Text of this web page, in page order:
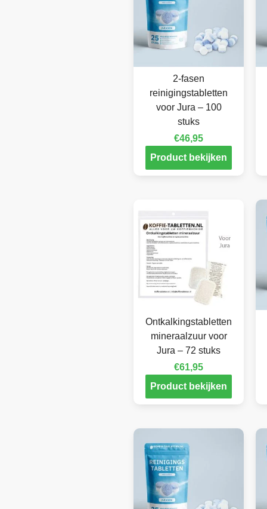
2-fasen
reinigingstabletten
voor Jura – 100
stuks
€46,95
Product bekijken
Ontkalkingstabletten
mineraalzuur voor
Jura – 72 stuks
€61,95
Product bekijken